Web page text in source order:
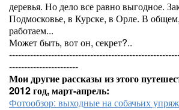
деревья. Но дело все равно выгодное.
Подмосковье, в Курске, в Орле. В
работаем...
Может быть, вот он, секрет?..
-----------------------
Мои другие рассказы из этого
2012 год, март-апрель:
Фотообзор: выходные на собачьих